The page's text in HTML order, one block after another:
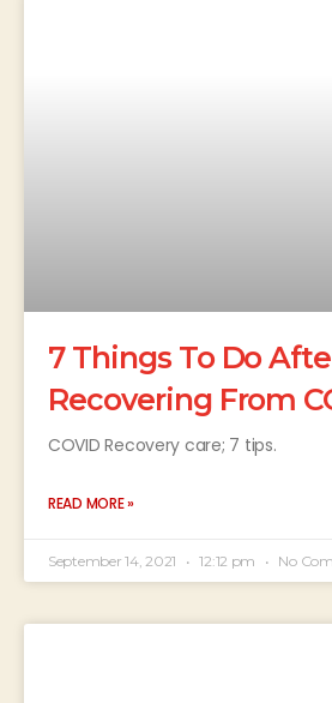
7 Things To Do
Recovering From
COVID Recovery care; 7 tips.
READ MORE »
September 14, 2021 12:12 pm No